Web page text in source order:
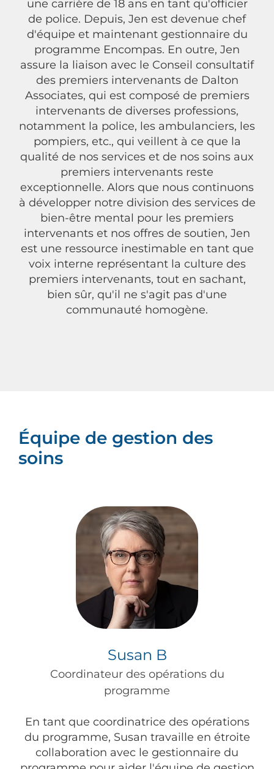
une carrière de 18 ans en tant qu'officier
de police. Depuis, Jen est devenue chef
d'équipe et maintenant gestionnaire du
programme Encompas. En outre, Jen
assure la liaison avec le Conseil consultatif
des premiers intervenants de Dalton
Associates, qui est composé de premiers
intervenants de diverses professions,
notamment la police, les ambulanciers, les
pompiers, etc., qui veillent à ce que la
qualité de nos services et de nos soins aux
premiers intervenants reste
exceptionnelle. Alors que nous continuons
à développer notre division des services de
bien-être mental pour les premiers
intervenants et nos offres de soutien, Jen
est une ressource inestimable en tant que
voix interne représentant la culture des
premiers intervenants, tout en sachant,
bien sûr, qu'il ne s'agit pas d'une
communauté homogène.
Équipe de gestion des
soins
Susan B
Coordinateur des opérations du
programme
En tant que coordinatrice des opérations
du programme, Susan travaille en étroite
collaboration avec le gestionnaire du